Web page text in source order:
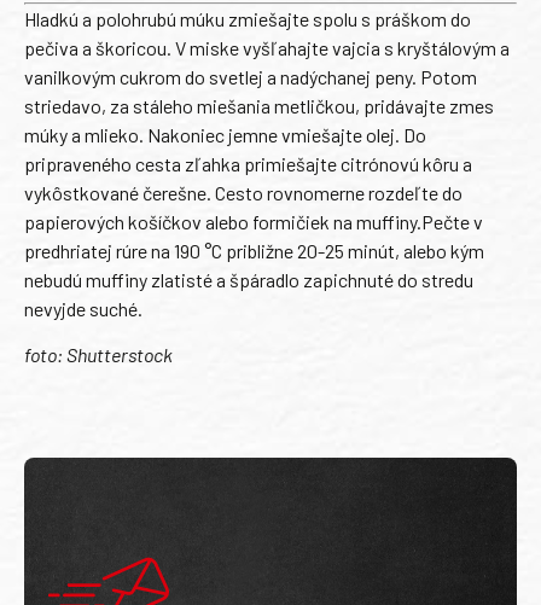
Hladkú a polohrubú múku zmiešajte spolu s práškom do
pečiva a škoricou. V miske vyšľahajte vajcia s kryštálovým a
vanilkovým cukrom do svetlej a nadýchanej peny. Potom
striedavo, za stáleho miešania metličkou, pridávajte zmes
múky a mlieko. Nakoniec jemne vmiešajte olej. Do
pripraveného cesta zľahka primiešajte citrónovú kôru a
vykôstkované čerešne. Cesto rovnomerne rozdeľte do
papierových košíčkov alebo formičiek na muffiny.Pečte v
predhriatej rúre na 190 °C približne 20-25 minút, alebo kým
nebudú muffiny zlatisté a špáradlo zapichnuté do stredu
nevyjde suché.
foto: Shutterstock